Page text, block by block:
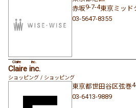
赤坂9-7-4東京ミッド
03-5647-8355
Claire inc.
Claire inc.
ショッピング / ショッピング
東京都世田谷区弦巻
03-6413-9889